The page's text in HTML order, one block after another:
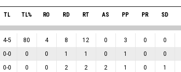
TL TL% RO RD RT AS PP PR SD
4-5 80 4 8 12 0 3 0 0
0-0 0 0 1 1 0 1 0 0
0-0 0 0 2 2 2 1 0 1